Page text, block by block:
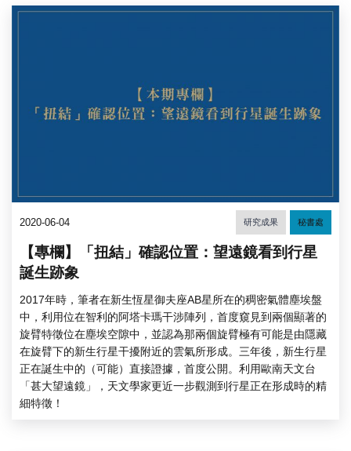
2020-06-04 研究成果 秘書處
【專欄】「扭結」確認位置：望遠鏡看到行星
誕生跡象
2017年時，筆者在新生恆星御夫座AB星所在的稠密氣體塵埃盤
中，利用位在智利的阿塔卡瑪干涉陣列，首度窺見到兩個顯著的
旋臂特徵位在塵埃空隙中，並認為那兩個旋臂極有可能是由隱藏
在旋臂下的新生行星干擾附近的雲氣所形成。三年後，新生行星
正在誕生中的（可能）直接證據，首度公開。利用歐南天文台
「甚大望遠鏡」，天文學家更近一步觀測到行星正在形成時的精
細特徵！